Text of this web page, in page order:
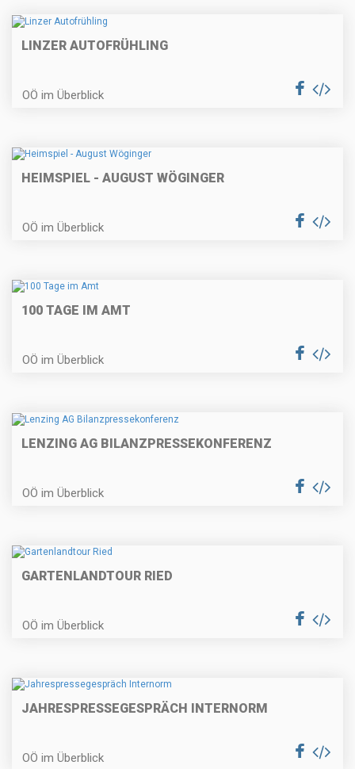
LINZER AUTOFRÜHLING
OÖ im Überblick
HEIMSPIEL - AUGUST WÖGINGER
OÖ im Überblick
100 TAGE IM AMT
OÖ im Überblick
LENZING AG BILANZPRESSEKONFERENZ
OÖ im Überblick
GARTENLANDTOUR RIED
OÖ im Überblick
JAHRESPRESSEGESPRÄCH INTERNORM
OÖ im Überblick